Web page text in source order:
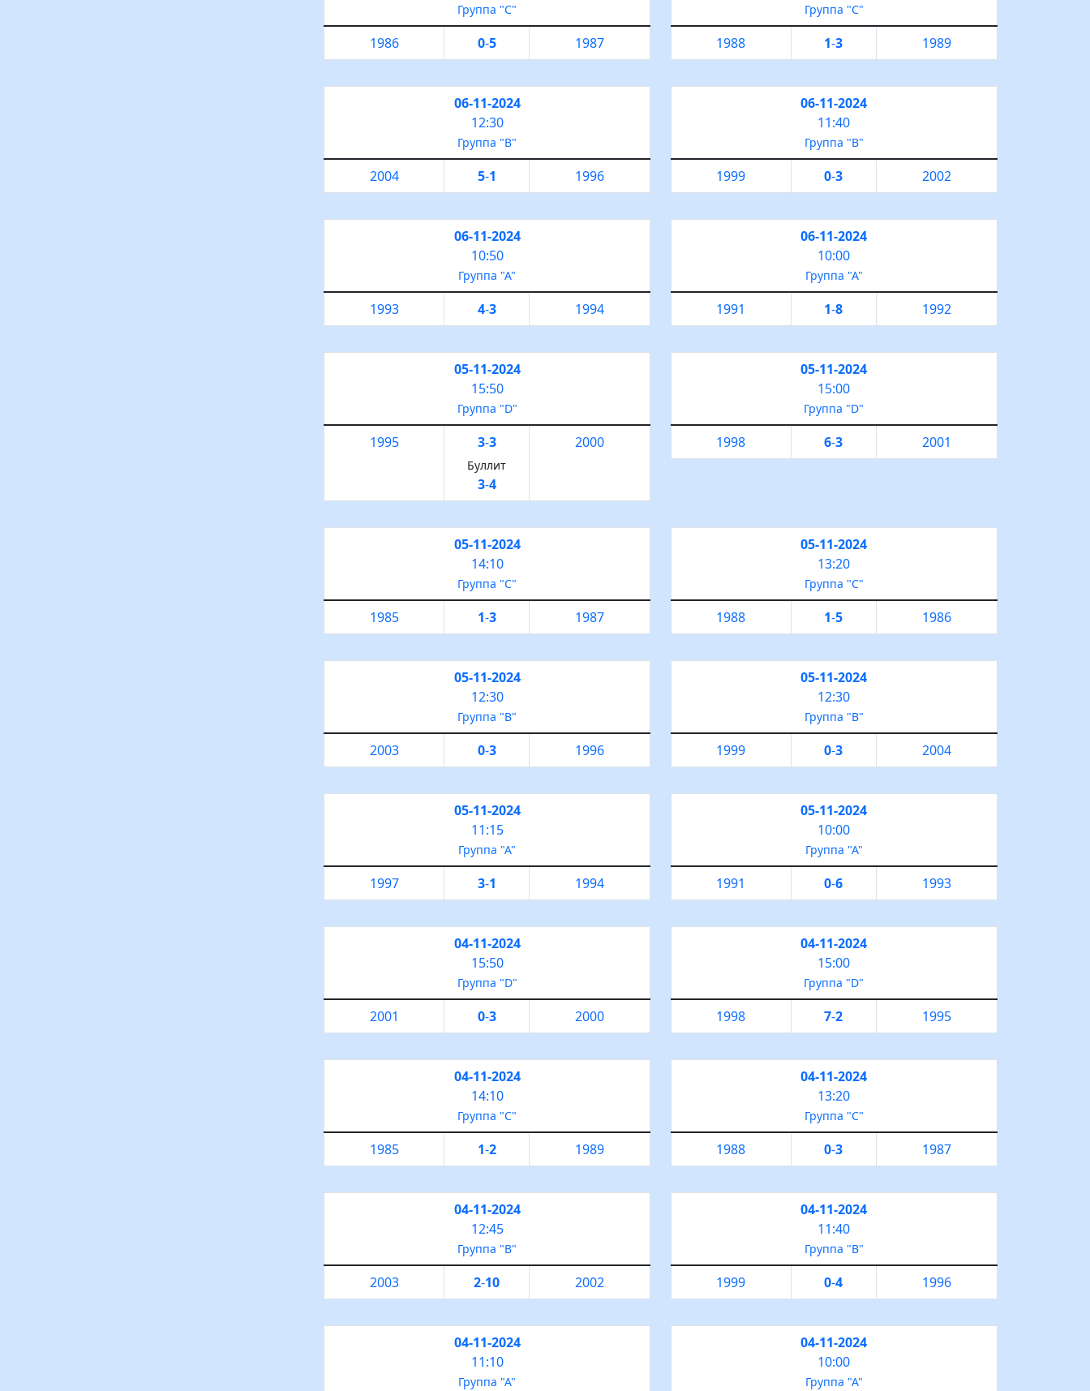
Группа "С"
1986 0-5 1987
Группа "С"
1988 1-3 1989
06-11-2024
12:30
Группа "B"
2004 5-1 1996
06-11-2024
11:40
Группа "B"
1999 0-3 2002
06-11-2024
10:50
Группа "А"
1993 4-3 1994
06-11-2024
10:00
Группа "А"
1991 1-8 1992
05-11-2024
15:50
Группа "D"
1995 3-3
Буллит
3-4
2000
05-11-2024
15:00
Группа "D"
1998 6-3 2001
05-11-2024
14:10
Группа "С"
1985 1-3 1987
05-11-2024
13:20
Группа "С"
1988 1-5 1986
05-11-2024
12:30
Группа "B"
2003 0-3 1996
05-11-2024
12:30
Группа "B"
1999 0-3 2004
05-11-2024
11:15
Группа "А"
1997 3-1 1994
05-11-2024
10:00
Группа "А"
1991 0-6 1993
04-11-2024
15:50
Группа "D"
2001 0-3 2000
04-11-2024
15:00
Группа "D"
1998 7-2 1995
04-11-2024
14:10
Группа "С"
1985 1-2 1989
04-11-2024
13:20
Группа "С"
1988 0-3 1987
04-11-2024
12:45
Группа "B"
2003 2-10 2002
04-11-2024
11:40
Группа "B"
1999 0-4 1996
04-11-2024
11:10
Группа "А"
04-11-2024
10:00
Группа "А"